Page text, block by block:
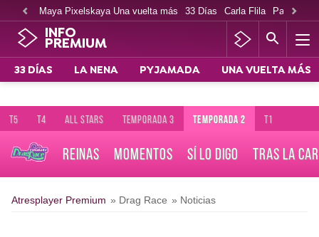
Maya Pixelskaya Una vuelta más 33 Días Carla Flila Paco
INFO
PREMIUM
33 DÍAS LA NENA PYJAMADA UNA VUELTA MÁS
T5 T4 ALL STARS TEMPORADA 3 TEMPORADA 2 T1
REINAS MOMENTOS SÍ LO DIGO TRAS LA
Atresplayer Premium » Drag Race » Noticias